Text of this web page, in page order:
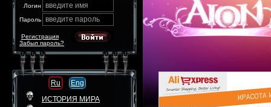
Логин введите имя
Пароль введите пароль
Забыл пароль?
Регистрация
Ru
Eng
ИСТОРИЯ МИРА